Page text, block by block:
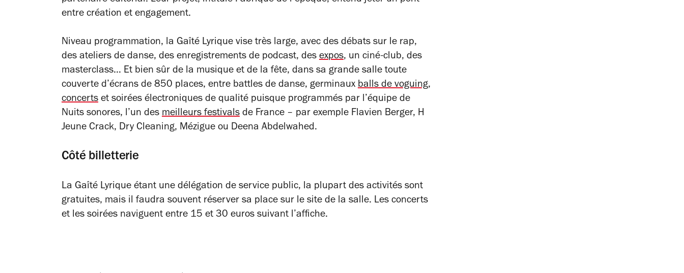
entre création et engagement.
Niveau programmation, la Gaîté Lyrique vise très large, avec des débats sur le rap,
des ateliers de danse, des enregistrements de podcast, des expos, un ciné-club, des
masterclass… Et bien sûr de la musique et de la fête, dans sa grande salle toute
couverte d’écrans de 850 places, entre battles de danse, germinaux balls de voguing,
concerts et soirées électroniques de qualité puisque programmés par l’équipe de
Nuits sonores, l’un des meilleurs festivals de France – par exemple Flavien Berger, H
Jeune Crack, Dry Cleaning, Mézigue ou Deena Abdelwahed.
Côté billetterie
La Gaîté Lyrique étant une délégation de service public, la plupart des activités sont
gratuites, mais il faudra souvent réserver sa place sur le site de la salle. Les concerts
et les soirées naviguent entre 15 et 30 euros suivant l’affiche.